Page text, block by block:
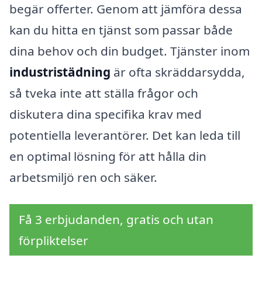
begär offerter. Genom att jämföra dessa
kan du hitta en tjänst som passar både
dina behov och din budget. Tjänster inom
industristädning är ofta skräddarsydda,
så tveka inte att ställa frågor och
diskutera dina specifika krav med
potentiella leverantörer. Det kan leda till
en optimal lösning för att hålla din
arbetsmiljö ren och säker.
Få 3 erbjudanden, gratis och utan
förpliktelser